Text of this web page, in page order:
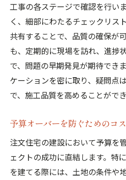
工事の各ステージで確認を行い
く、細部にわたるチェックリス
共有することで、品質の確保が
も、定期的に現場を訪れ、進捗
で、問題の早期発見が期待でき
ケーションを密に取り、疑問点
で、施工品質を高めることができ
予算オーバーを防ぐためのコ
注文住宅の建設において予算を
ェクトの成功に直結します。特
を建てる際には、土地の条件や